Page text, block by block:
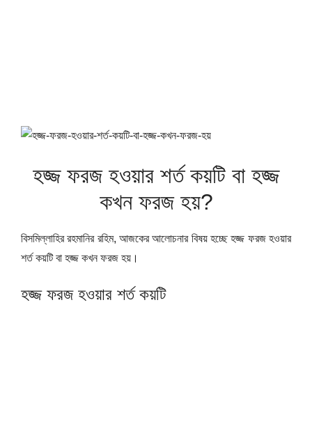
হজ্জ ফরজ হওয়ার শর্ত কয়টি বা হজ্জ
কখন ফরজ হয়?
বিসমিল্লাহির রহমানির রহিম, আজকের আলোচনার বিষয় হচ্ছে হজ্জ ফরজ হওয়ার
শর্ত কয়টি বা হজ্জ কখন ফরজ হয়।
হজ্জ ফরজ হওয়ার শর্ত কয়টি